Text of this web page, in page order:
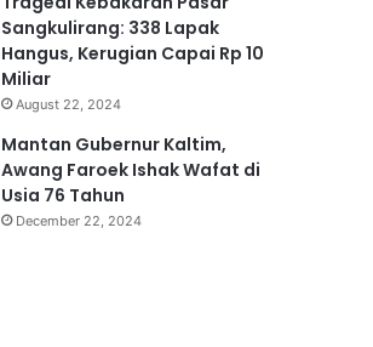
Sangkulirang: 338 Lapak
Hangus, Kerugian Capai Rp 10
Miliar
August 22, 2024
Mantan Gubernur Kaltim,
Awang Faroek Ishak Wafat di
Usia 76 Tahun
December 22, 2024